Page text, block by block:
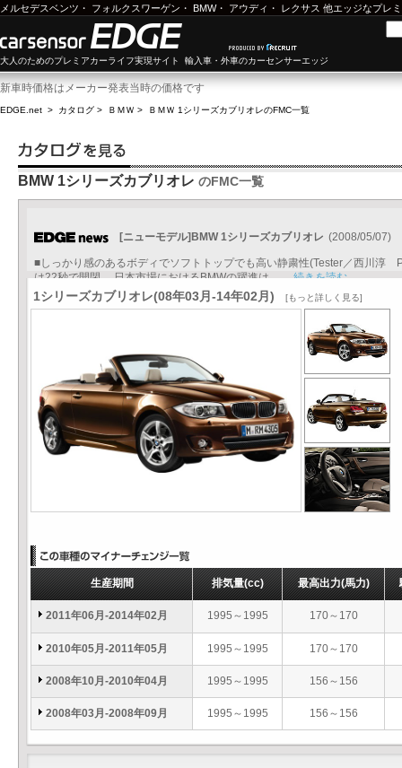
メルセデスベンツ ・ フォルクスワーゲン ・ BMW・ アウディ ・ レクサス 他エッジなプレ
大人のためのプレミアカーライフ実現サイト 輸入車・外車のカーセンサーエッジ
新車時価格はメーカー発表当時の価格です
EDGE.net > カタログ > ＢＭＷ > ＢＭＷ 1シリーズカブリオレのFMC一覧
BMW 1シリーズカブリオレ のFMC一覧
[ニューモデル]BMW 1シリーズカブリオレ (2008/05/07)
■しっかり感のあるボディでソフトトップでも高い静粛性(Tester／西川
は22秒で開閉 日本市場におけるBMWの躍進は、...続きを読む
1シリーズカブリオレ(08年03月-14年02月) [もっと詳しく見る]
生産期間 排気量(cc) 最高出力(馬力)
2011年06月-2014年02月 1995～1995 170～170
2010年05月-2011年05月 1995～1995 170～170
2008年10月-2010年04月 1995～1995 156～156
2008年03月-2008年09月 1995～1995 156～156